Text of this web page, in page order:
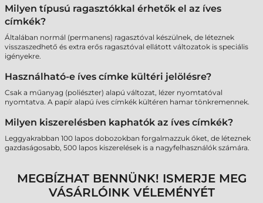
Milyen típusú ragasztókkal érhetők el az íves
címkék?
Általában normál (permanens) ragasztóval készülnek, de léteznek
visszaszedhető és extra erős ragasztóval ellátott változatok is speciális
igényekre.
Használható-e íves címke kültéri jelölésre?
Csak a műanyag (poliészter) alapú változat, lézer nyomtatóval
nyomtatva. A papír alapú íves címkék kültéren hamar tönkremennek.
Milyen kiszerelésben kaphatók az íves címkék?
Leggyakrabban 100 lapos dobozokban forgalmazzuk őket, de léteznek
gazdaságosabb, 500 lapos kiszerelések is a nagyfelhasználók számára.
MEGBÍZHAT BENNÜNK! ISMERJE MEG
VÁSÁRLÓINK VÉLEMÉNYÉT